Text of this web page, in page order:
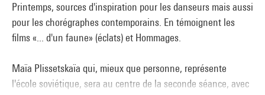
Printemps, sources d'inspiration pour les danseurs mais aussi
pour les chorégraphes contemporains. En témoignent les
films «... d'un faune» (éclats) et Hommages.
Maïa Plissetskaïa qui, mieux que personne, représente
l'école soviétique, sera au centre de la seconde séance, avec